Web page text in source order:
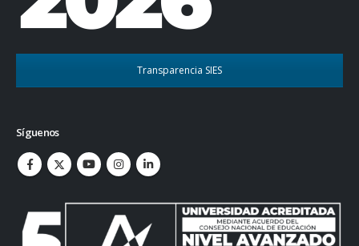
Transparencia SIES
Síguenos